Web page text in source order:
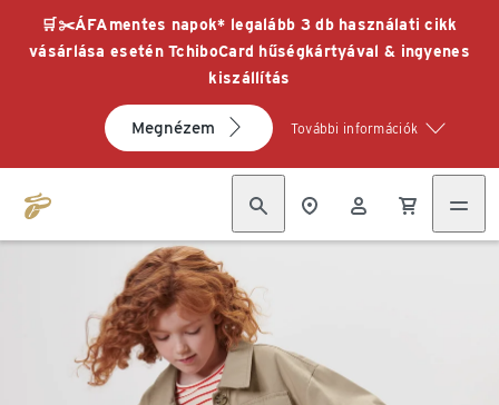
🛒✂️ÁFAmentes napok* legalább 3 db használati cikk
vásárlása esetén TchiboCard hűségkártyával & ingyenes
kiszállítás
Megnézem További információk